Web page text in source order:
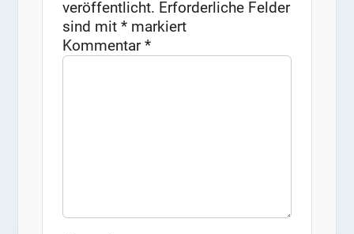
veröffentlicht. Erforderliche Felder
sind mit* markiert
Kommentar*